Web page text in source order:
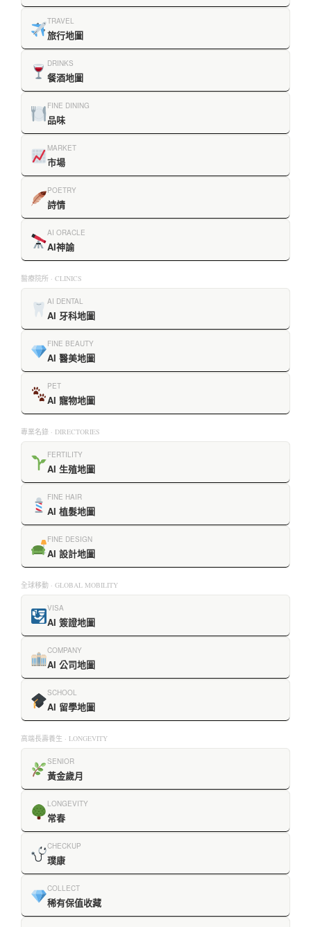
TRAVEL
旅行地圖
DRINKS
餐酒地圖
FINE DINING
品味
MARKET
市場
POETRY
詩情
AI ORACLE
AI神諭
醫療院所 · CLINICS
AI DENTAL
AI 牙科地圖
FINE BEAUTY
AI 醫美地圖
PET
AI 寵物地圖
專業名錄 · DIRECTORIES
FERTILITY
AI 生殖地圖
FINE HAIR
AI 植髮地圖
FINE DESIGN
AI 設計地圖
全球移動 · GLOBAL MOBILITY
VISA
AI 簽證地圖
COMPANY
AI 公司地圖
SCHOOL
AI 留學地圖
高端長壽養生 · LONGEVITY
SENIOR
黃金歲月
LONGEVITY
常春
CHECKUP
璞康
COLLECT
稀有保值收藏